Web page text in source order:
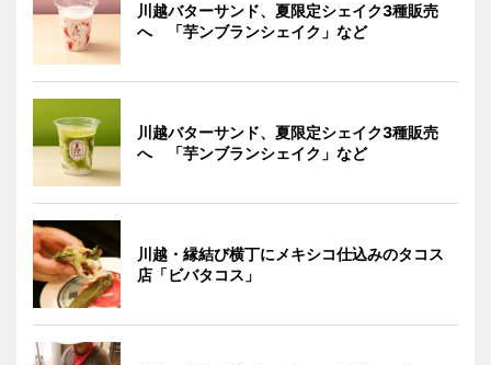
川越バターサンド、夏限定シェイク3種販売
へ 「芋ンブランシェイク」など
川越バターサンド、夏限定シェイク3種販売
へ 「芋ンブランシェイク」など
川越・縁結び横丁にメキシコ仕込みのタコス
店「ビバタコス」